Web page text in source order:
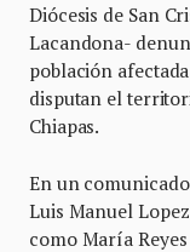
Diócesis de San
Lacandona-
población
disputan el
Chiapas.
En un
Luis Manuel
como María